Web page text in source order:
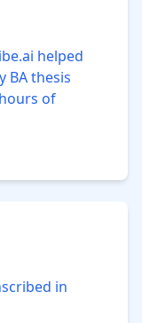
helped
BA thesis
of
in